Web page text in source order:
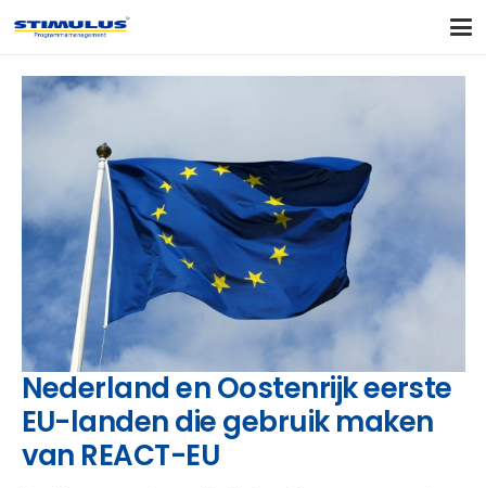
Nederland en Oostenrijk eerste
EU-landen die gebruik maken
van REACT-EU